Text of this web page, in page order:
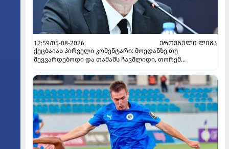
12:59/05-08-2026
ᲔᲠᲝᲕᲜᲣᲚᲘ ᲚᲘᲒᲐ
ქეცბაიას პირველი კომენტარი: მოედანზე თუ
შევვარდებოდი და თამაშს ჩავშლიდი, თორემ...